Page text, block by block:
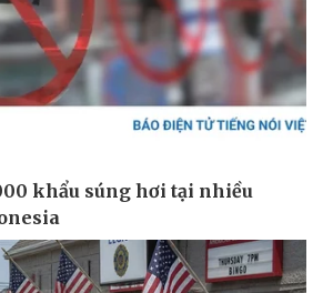
Ô tô - Xe máy
Xe máy
Tư vấn